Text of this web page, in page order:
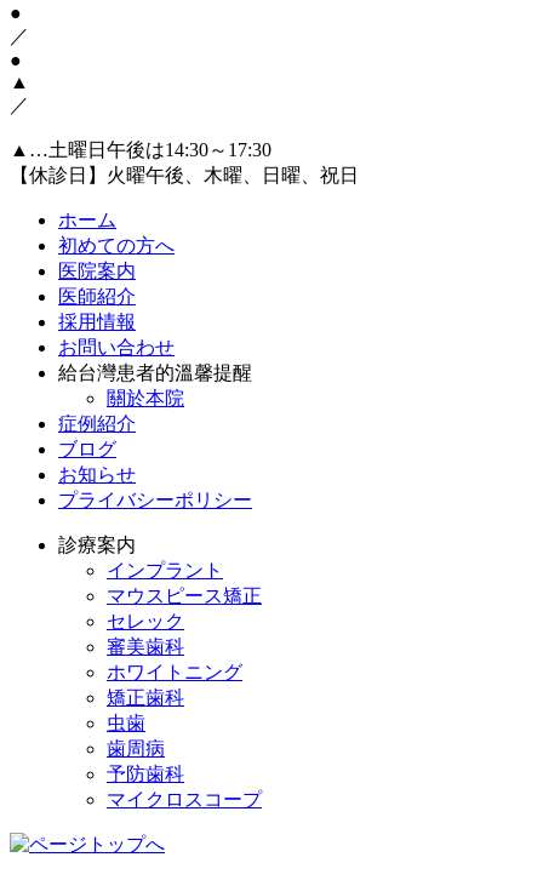
●
／
●
▲
／
▲…土曜日午後は14:30～17:30
【休診日】火曜午後、木曜、日曜、祝日
ホーム
初めての方へ
医院案内
医師紹介
採用情報
お問い合わせ
給台灣患者的溫馨提醒
關於本院
症例紹介
ブログ
お知らせ
プライバシーポリシー
診療案内
インプラント
マウスピース矯正
セレック
審美歯科
ホワイトニング
矯正歯科
虫歯
歯周病
予防歯科
マイクロスコープ